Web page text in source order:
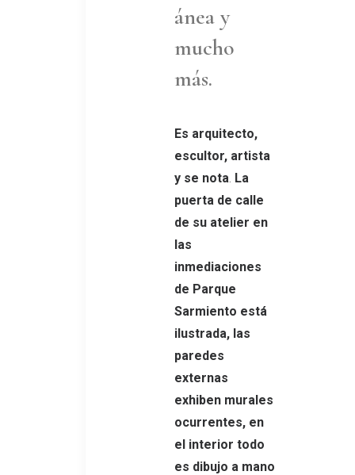
ánea y
mucho
más.
Es arquitecto,
escultor, artista
y se nota. La
puerta de calle
de su atelier en
las
inmediaciones
de Parque
Sarmiento está
ilustrada, las
paredes
externas
exhiben murales
ocurrentes, en
el interior todo
es dibujo a mano